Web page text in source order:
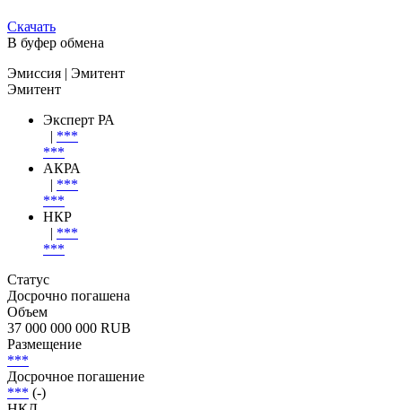
Скачать
В буфер обмена
Эмиссия | Эмитент
Эмитент
Эксперт РА
| ***
***
АКРА
| ***
***
НКР
| ***
***
Статус
Досрочно погашена
Объем
37 000 000 000 RUB
Размещение
***
Досрочное погашение
*** (-)